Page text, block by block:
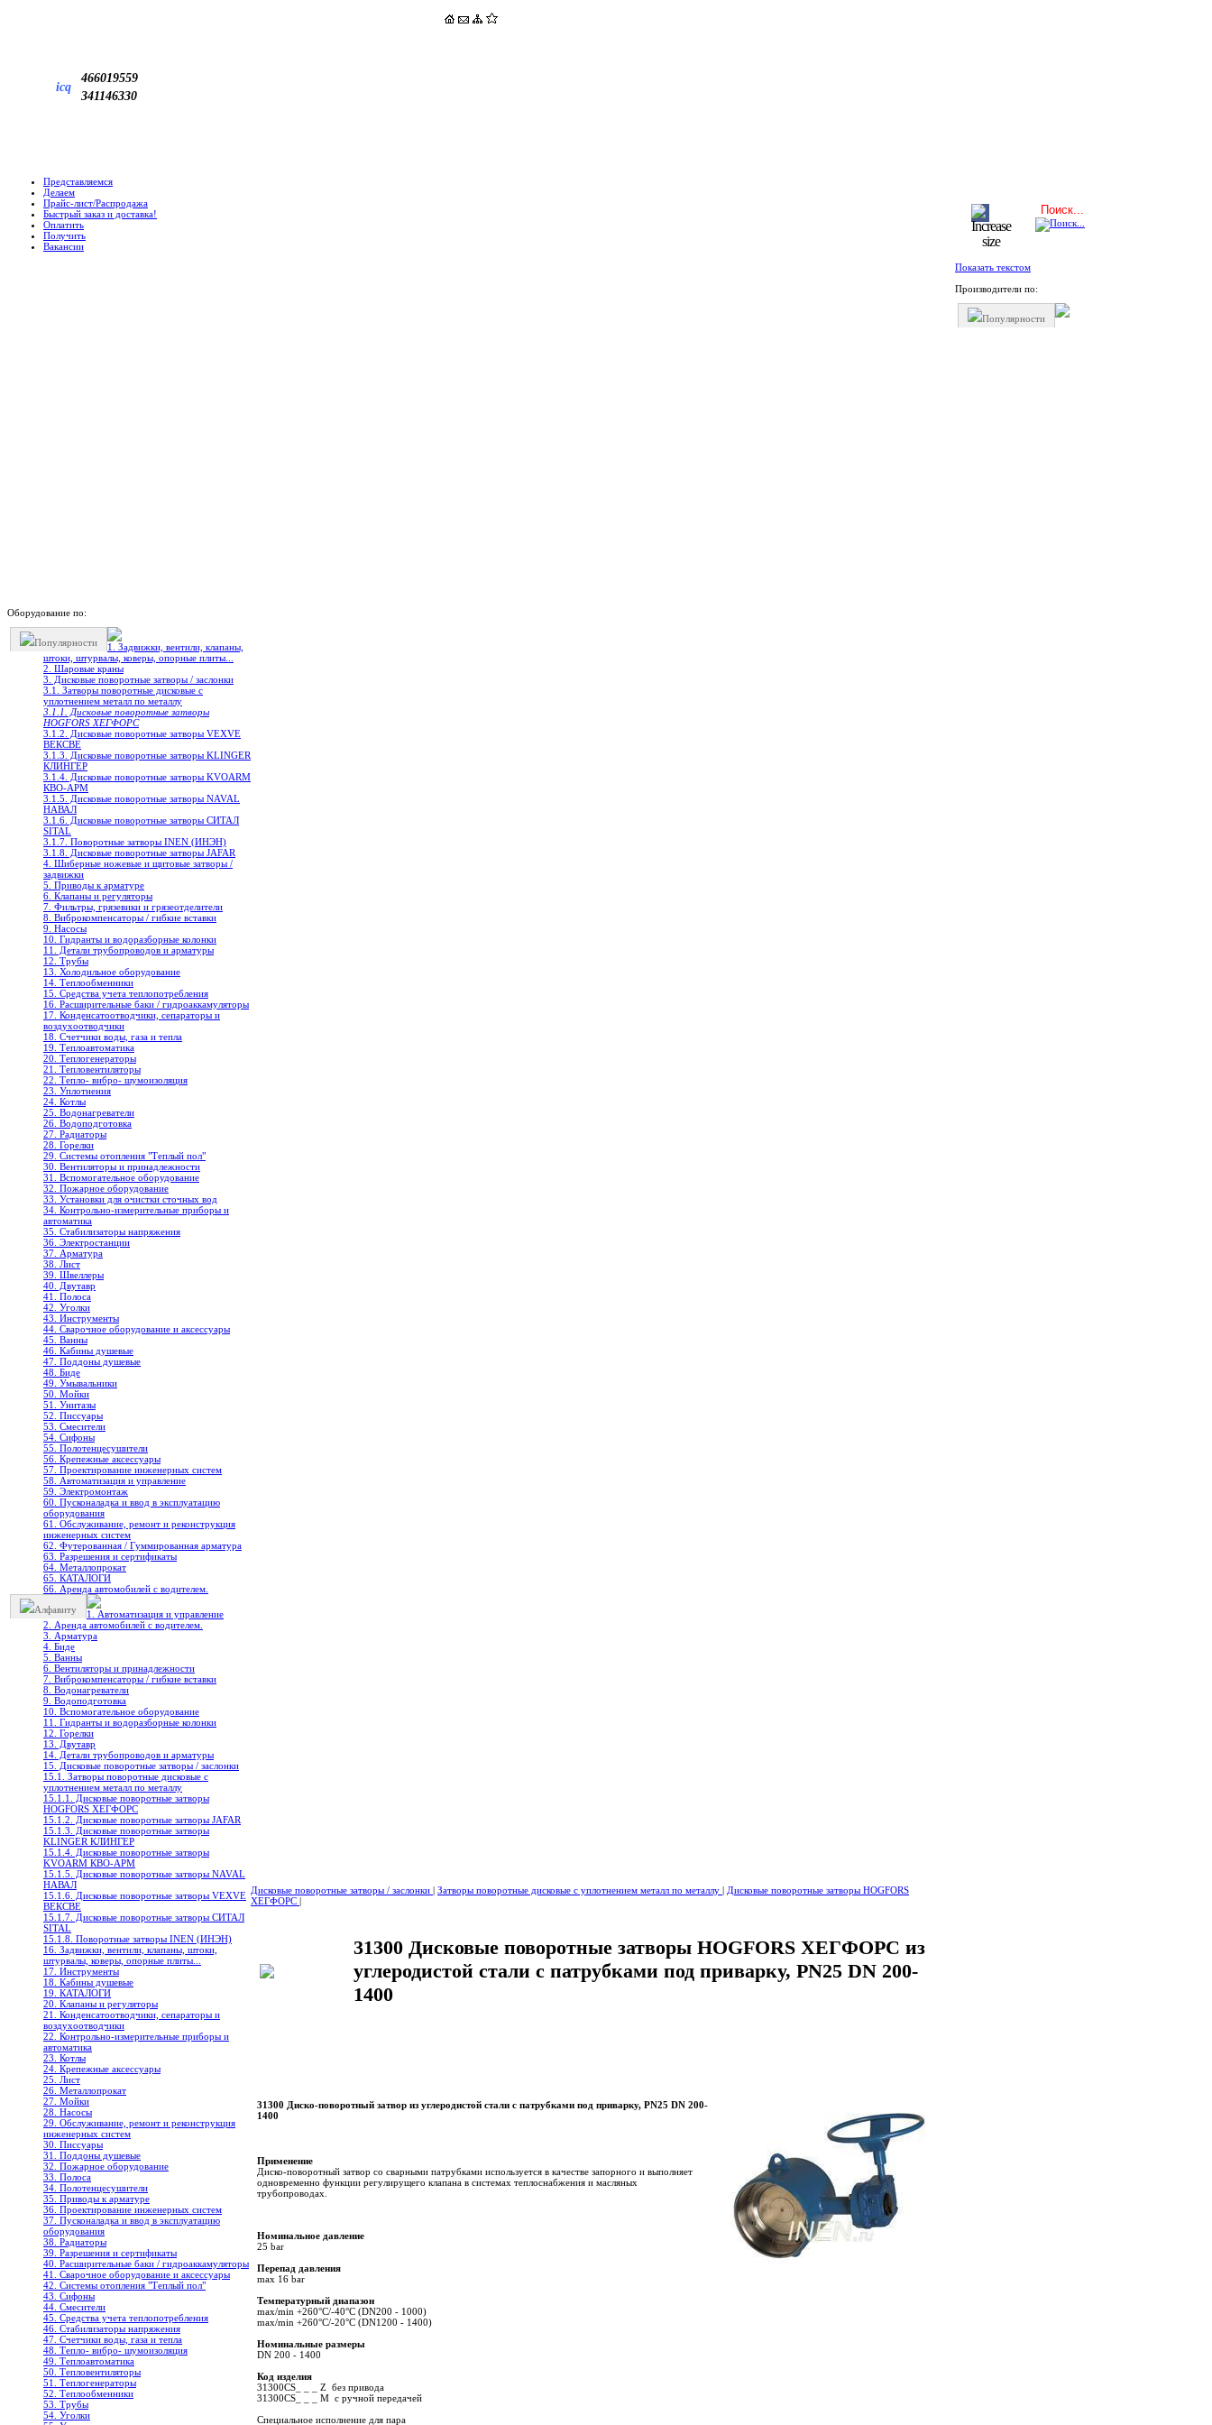
icq
466019559
341146330
Представляемся
Делаем
Прайс-лист/Распродажа
Быстрый заказ и доставка!
Оплатить
Получить
Вакансии
Оборудование по:
Популярности
1. Задвижки, вентили, клапаны,
штоки, штурвалы, коверы, опорные плиты...
2. Шаровые краны
3. Дисковые поворотные затворы / заслонки
3.1. Затворы поворотные дисковые с
уплотнением металл по металлу
3.1.1. Дисковые поворотные затворы
HOGFORS ХЕГФОРС
3.1.2. Дисковые поворотные затворы VEXVE
ВЕКСВЕ
3.1.3. Дисковые поворотные затворы KLINGER
КЛИНГЕР
3.1.4. Дисковые поворотные затворы KVOARM
КВО-АРМ
3.1.5. Дисковые поворотные затворы NAVAL
НАВАЛ
3.1.6. Дисковые поворотные затворы СИТАЛ
SITAL
3.1.7. Поворотные затворы INEN (ИНЭН)
3.1.8. Дисковые поворотные затворы JAFAR
4. Шиберные ножевые и щитовые затворы /
задвижки
5. Приводы к арматуре
6. Клапаны и регуляторы
7. Фильтры, грязевики и грязеотделители
8. Виброкомпенсаторы / гибкие вставки
9. Насосы
10. Гидранты и водоразборные колонки
11. Детали трубопроводов и арматуры
12. Трубы
13. Холодильное oборудование
14. Теплообменники
15. Средства учета теплопотребления
16. Расширительные баки / гидроаккамуляторы
17. Конденсатоотводчики, сепараторы и
воздухоотводчики
18. Счетчики воды, газа и тепла
19. Теплоавтоматика
20. Теплогенераторы
21. Тепловентиляторы
22. Тепло- вибро- шумоизоляция
23. Уплотнения
24. Котлы
25. Водонагреватели
26. Водоподготовка
27. Радиаторы
28. Горелки
29. Системы отопления "Теплый пол"
30. Вентиляторы и принадлежности
31. Вспомогательное оборудование
32. Пожарное оборудование
33. Установки для очистки сточных вод
34. Контрольно-измерительные приборы и
автоматика
35. Стабилизаторы напряжения
36. Электростанции
37. Арматура
38. Лист
39. Швеллеры
40. Двутавр
41. Полоса
42. Уголки
43. Инструменты
44. Сварочное оборудование и аксессуары
45. Ванны
46. Кабины душевые
47. Поддоны душевые
48. Биде
49. Умывальники
50. Мойки
51. Унитазы
52. Писсуары
53. Смесители
54. Сифоны
55. Полотенцесушители
56. Крепежные аксессуары
57. Проектирование инженерных систем
58. Автоматизация и управление
59. Электромонтаж
60. Пусконаладка и ввод в эксплуатацию
оборудования
61. Обслуживание, ремонт и реконструкция
инженерных систем
62. Футерованная / Гуммированная арматура
63. Разрешения и сертификаты
64. Металлопрокат
65. КАТАЛОГИ
66. Аренда автомобилей с водителем.
Алфавиту
1. Автоматизация и управление
2. Аренда автомобилей с водителем.
3. Арматура
4. Биде
5. Ванны
6. Вентиляторы и принадлежности
7. Виброкомпенсаторы / гибкие вставки
8. Водонагреватели
9. Водоподготовка
10. Вспомогательное оборудование
11. Гидранты и водоразборные колонки
12. Горелки
13. Двутавр
14. Детали трубопроводов и арматуры
15. Дисковые поворотные затворы / заслонки
15.1. Затворы поворотные дисковые с
уплотнением металл по металлу
15.1.1. Дисковые поворотные затворы
HOGFORS ХЕГФОРС
15.1.2. Дисковые поворотные затворы JAFAR
15.1.3. Дисковые поворотные затворы
KLINGER КЛИНГЕР
15.1.4. Дисковые поворотные затворы
KVOARM КВО-АРМ
15.1.5. Дисковые поворотные затворы NAVAL
НАВАЛ
15.1.6. Дисковые поворотные затворы VEXVE
ВЕКСВЕ
15.1.7. Дисковые поворотные затворы СИТАЛ
SITAL
15.1.8. Поворотные затворы INEN (ИНЭН)
16. Задвижки, вентили, клапаны, штоки,
штурвалы, коверы, опорные плиты...
17. Инструменты
18. Кабины душевые
19. КАТАЛОГИ
20. Клапаны и регуляторы
21. Конденсатоотводчики, сепараторы и
воздухоотводчики
22. Контрольно-измерительные приборы и
автоматика
23. Котлы
24. Крепежные аксессуары
25. Лист
26. Металлопрокат
27. Мойки
28. Насосы
29. Обслуживание, ремонт и реконструкция
инженерных систем
30. Писсуары
31. Поддоны душевые
32. Пожарное оборудование
33. Полоса
34. Полотенцесушители
35. Приводы к арматуре
36. Проектирование инженерных систем
37. Пусконаладка и ввод в эксплуатацию
оборудования
38. Радиаторы
39. Разрешения и сертификаты
40. Расширительные баки / гидроаккамуляторы
41. Сварочное оборудование и аксессуары
42. Системы отопления "Теплый пол"
43. Сифоны
44. Смесители
45. Средства учета теплопотребления
46. Стабилизаторы напряжения
47. Счетчики воды, газа и тепла
48. Тепло- вибро- шумоизоляция
49. Теплоавтоматика
50. Тепловентиляторы
51. Теплогенераторы
52. Теплообменники
53. Трубы
54. Уголки
Дисковые поворотные затворы / заслонки | Затворы поворотные дисковые с уплотнением металл по металлу | Дисковые поворотные затворы HOGFORS
ХЕГФОРС |
31300 Дисковые поворотные затворы HOGFORS ХЕГФОРС из
углеродистой стали с патрубками под приварку, PN25 DN 200-
1400
31300 Диско-поворотный затвор из углеродистой стали с патрубками под приварку, PN25 DN 200-
1400
Применение
Диско-поворотный затвор со сварными патрубками используется в качестве запорного и выполняет
одновременно функции регулирущего клапана в системах теплоснабжения и масляных
трубопроводах.
Номинальное давление
25 bar
Перепад давления
max 16 bar
Температурный диапазон
max/min +260°C/-40°C (DN200 - 1000)
max/min +260°C/-20°C (DN1200 - 1400)
Номинальные размеры
DN 200 - 1400
Код изделия
31300CS_ _ _ Z без привода
31300CS_ _ _ M с ручной передачей
Специальное исполнение для пара
Показать текстом
Производители по:
Популярности